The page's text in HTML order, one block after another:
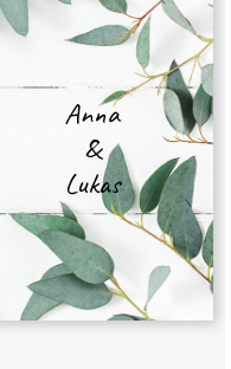
Anna
&
Lukas